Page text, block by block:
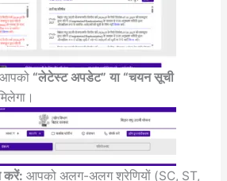
आपको “लेटेस्ट अपडेट” या “चयन सूची
करें: आपको अलग-अलग श्रेणियों (SC, ST,